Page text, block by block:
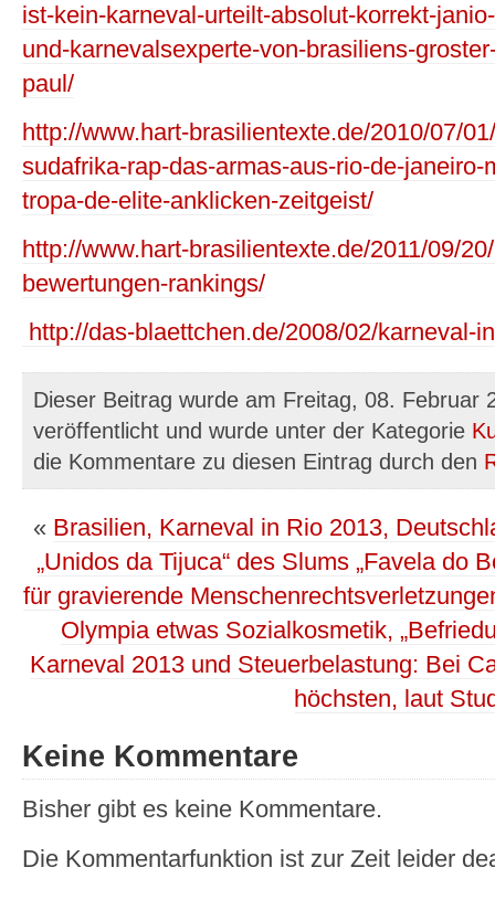
ist-kein-karneval-urteilt-absolut-korrekt-
und-karnevalsexperte-von-brasiliens-
paul/
http://www.hart-brasilientexte.de/2010/07/
sudafrika-rap-das-armas-aus-rio-de-
tropa-de-elite-anklicken-zeitgeist/
http://www.hart-brasilientexte.de/2011/09/
bewertungen-rankings/
http://das-blaettchen.de/2008/02/karneval-
Dieser Beitrag wurde am Freitag, 08. Februar
veröffentlicht und wurde unter der Kategorie
die Kommentare zu diesen Eintrag durch den
« Brasilien, Karneval in Rio 2013,
„Unidos da Tijuca“ des Slums „Favela do
für gravierende
Olympia etwas Sozialkosmetik,
Karneval 2013 und Steuerbelastung: Bei
höchsten, laut
Keine Kommentare
Bisher gibt es keine Kommentare.
Die Kommentarfunktion ist zur Zeit leider